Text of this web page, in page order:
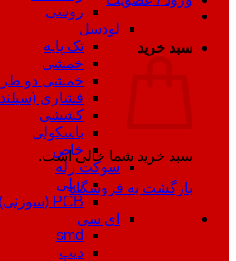
سبد خرید
سبد خرید شما خالی است.
بازگشت به فروشگاه
روسی
لودسل
تک پایه
خمشی
خمشی دو
فشاری
کششی
باسکولی
خاص
سوکت رله
ریلی
PCB (سوزنی)
ای سی
smd
دیپ